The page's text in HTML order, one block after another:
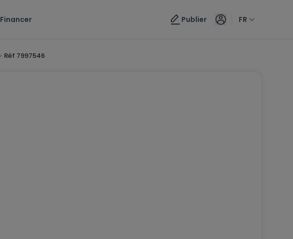
Financer Publier FR
Réf 7997546